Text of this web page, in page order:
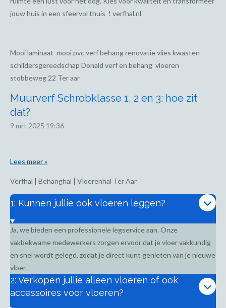
jouw huis in een sfeervol thuis ! verfhal.nl
Mooi laminaat mooi pvc verf behang renovatie vlies kwasten
schildersgereedschap Donald verf en behang vloeren
stobbeweg 22 Ter aar
Muurverf Schrobklasse 1, 2 en 3: hoe zit
dat?
9 mrt 2025 19:36
Lees meer »
Verfhal | Behanghal | Vloerenhal Ter Aar
1: Kunnen jullie ook vloeren leggen?
Ja, we bieden een professionele legservice aan. Onze
vakbekwame medewerkers zorgen ervoor dat je vloer vakkundig
en snel wordt gelegd, zodat je direct kunt genieten van je nieuwe
vloer.
2: Verkopen jullie alleen vloeren of ook
accessoires voor vloeren?